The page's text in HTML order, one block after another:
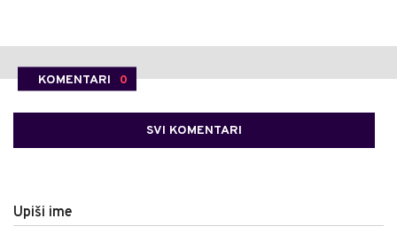
KOMENTARI 0
SVI KOMENTARI
Upiši ime